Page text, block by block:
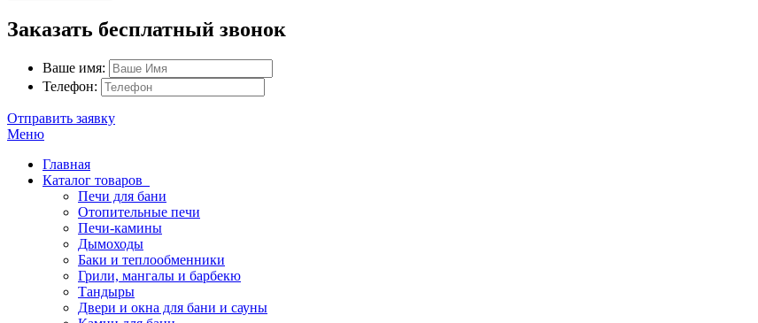
Заказать бесплатный звонок
Ваше имя:
Телефон:
Отправить заявку
Меню
Главная
Каталог товаров
Печи для бани
Отопительные печи
Печи-камины
Дымоходы
Баки и теплообменники
Грили, мангалы и барбекю
Тандыры
Двери и окна для бани и сауны